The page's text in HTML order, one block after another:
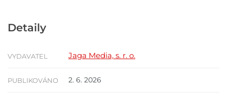
Detaily
VYDAVATEL Jaga Media, s. r. o.
PUBLIKOVÁNO 2. 6. 2026